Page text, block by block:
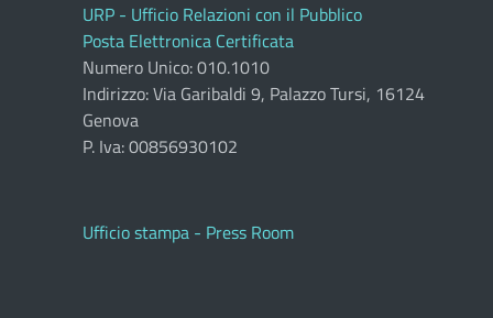
URP - Ufficio Relazioni con il Pubblico
Posta Elettronica Certificata
Numero Unico: 010.1010
Indirizzo: Via Garibaldi 9, Palazzo Tursi, 16124
Genova
P. Iva: 00856930102
Ufficio stampa - Press Room